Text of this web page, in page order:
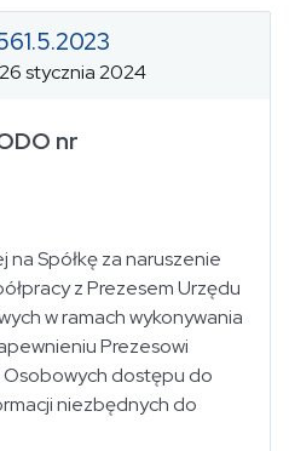
26 stycznia 2024
nr
na Spółkę za naruszenie
z Prezesem Urzędu
w ramach wykonywania
Prezesowi
dostępu do
niezbędnych do